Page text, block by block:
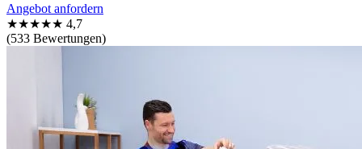
Angebot anfordern
★★★★★ 4,7
(533 Bewertungen)